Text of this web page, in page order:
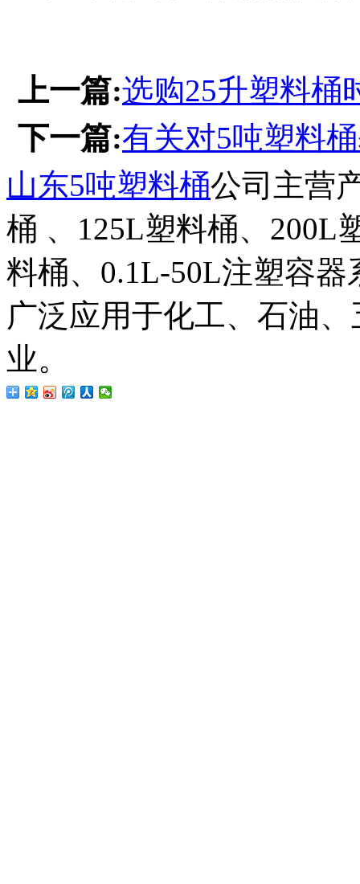
上一篇:选购25升塑料桶
下一篇:有关对5吨塑料
山东5吨塑料桶公司主营
桶 、125L塑料桶、200L
料桶、0.1L-50L注塑容
广泛应用于化工、石油
业。